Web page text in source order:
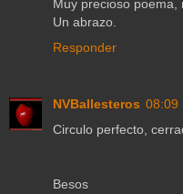
Muy precioso poema,
Un abrazo.
Responder
NVBallesteros 08:09
Circulo perfecto,
Besos